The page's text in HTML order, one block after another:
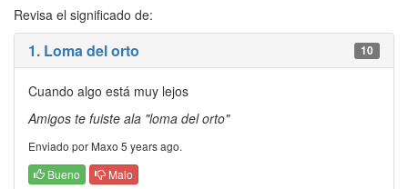
Revisa el significado de:
1. Loma del orto 10
Cuando algo está muy lejos
Amigos te fuiste ala "loma del orto"
Enviado por Maxo 5 years ago.
Bueno
Malo